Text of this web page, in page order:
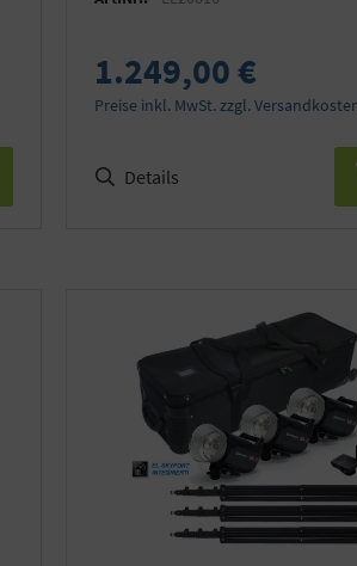
1.249,00 €
Preise inkl. MwSt. zzgl.
Details